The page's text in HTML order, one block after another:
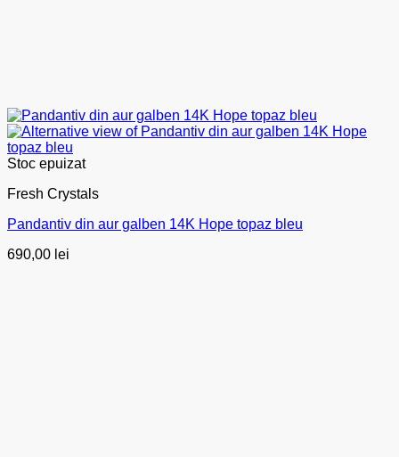
Stoc epuizat
Fresh Crystals
Pandantiv din aur galben 14K Hope topaz bleu
690,00 lei